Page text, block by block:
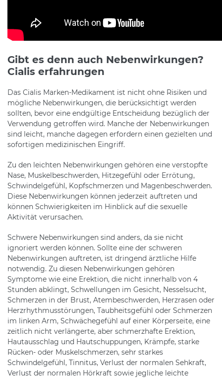
Gibt es denn auch Nebenwirkungen?
Cialis erfahrungen
Das Cialis Marken-Medikament ist nicht ohne Risiken und
mögliche Nebenwirkungen, die berücksichtigt werden
sollten, bevor eine endgültige Entscheidung bezüglich der
Verwendung getroffen wird. Manche der Nebenwirkungen
sind leicht, manche dagegen erfordern einen gezielten und
sofortigen medizinischen Eingriff.
Zu den leichten Nebenwirkungen gehören eine verstopfte
Nase, Muskelbeschwerden, Hitzegefühl oder Errötung,
Schwindelgefühl, Kopfschmerzen und Magenbeschwerden.
Diese Nebenwirkungen können jederzeit auftreten und
können Schwierigkeiten im Hinblick auf die sexuelle
Aktivität verursachen.
Schwere Nebenwirkungen sind anders, da sie nicht
ignoriert werden können. Sollte eine der schweren
Nebenwirkungen auftreten, ist dringend ärztliche Hilfe
notwendig. Zu diesen Nebenwirkungen gehören
Symptome wie eine Erektion, die nicht innerhalb von 4
Stunden abklingt, Schwellungen im Gesicht, Nesselsucht,
Schmerzen in der Brust, Atembeschwerden, Herzrasen oder
Herzrhythmusstörungen, Taubheitsgefühl oder Schmerzen
im linken Arm, Schwächegefühl auf einer Körperseite, eine
zeitlich nicht verlängerte, aber schmerzhafte Erektion,
Hautausschlag und Hautschuppungen, Krämpfe, starke
Rücken- oder Muskelschmerzen, sehr starkes
Schwindelgefühl, Tinnitus, Verlust der normalen Sehkraft,
Verlust der normalen Hörkraft sowie jegliche leichte